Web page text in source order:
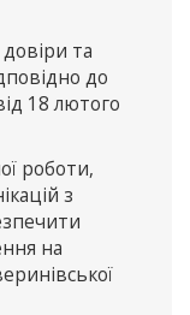
та
до
18 лютого
роботи,
з
на